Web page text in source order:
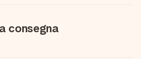
consegna